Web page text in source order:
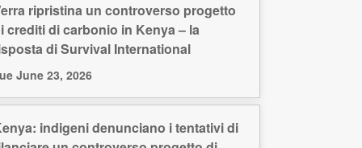
ripristina un controverso progetto
crediti di carbonio in Kenya – la
di Survival International
June 23, 2026
indigeni denunciano i tentativi di